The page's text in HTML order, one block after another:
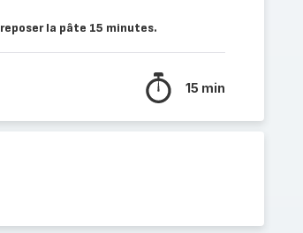
la pâte 15 minutes.
15 min